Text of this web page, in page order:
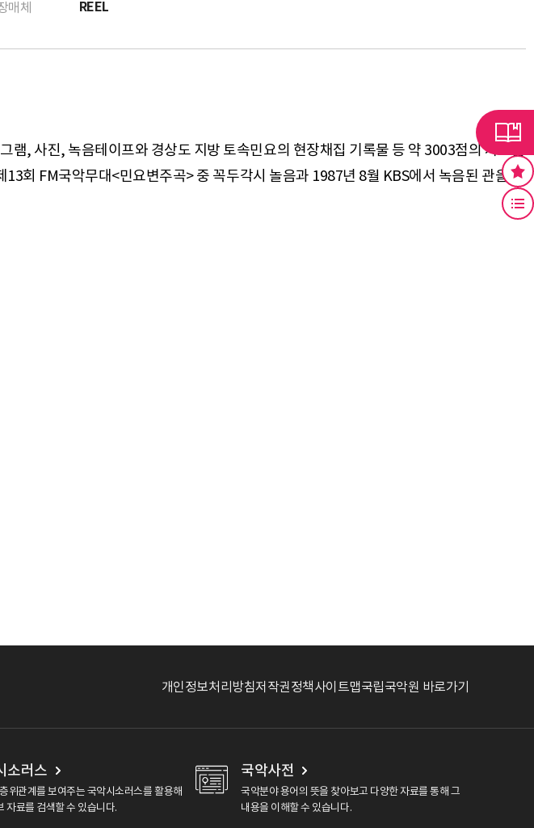
매체 REEL
, 사진, 녹음테이프와 경상도 지방 토속민요의 현장채집 기록물 등 약 3003점의 자료를
회 FM국악무대<민요변주곡> 중 꼭두각시 놀음과 1987년 8월 KBS에서 녹음된 관을
개인정보처리방침저작권정책사이트맵국립국악원 바로가기
소러스
위관계를 보여주는 국악시소러스를 활용해
자료를 검색할 수 있습니다.
국악사전
국악분야 용어의 뜻을 찾아보고 다양한 자료를 통해 그
내용을 이해할 수 있습니다.